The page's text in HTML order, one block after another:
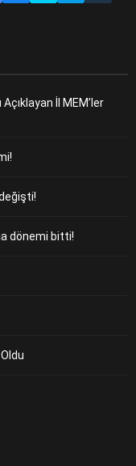
İl MEM’ler
dönemi bitti!